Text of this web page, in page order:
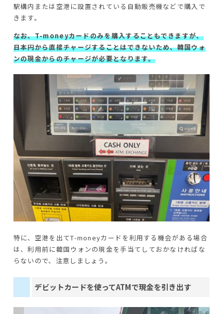
駅構内または空港に設置されている自動販売機などで購入で
きます。
なお、T-moneyカードのみを購入することもできますが、
日本円から直接チャージすることはできないため、韓国ウォ
ンの現金からのチャージが必要となります。
特に、空港を出てT-moneyカードを利用する機会がある場合
は、利用前に韓国ウォンの現金を手当てしておかなければな
らないので、注意しましょう。
デビットカードを使ってATMで現金を引き出す